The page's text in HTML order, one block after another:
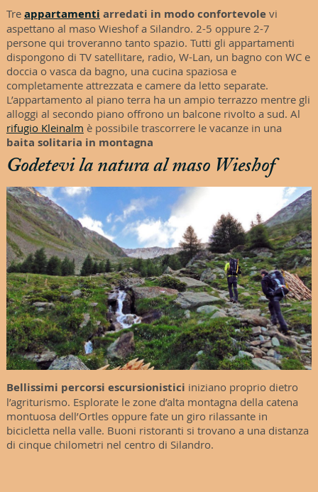
Tre appartamenti arredati in modo confortevolevi
aspettano al maso Wieshof a Silandro. 2-5 oppure 2-7
persone qui troveranno tanto spazio. Tutti gli appartamenti
dispongono di TV satellitare, radio, W-Lan, un bagno con WC e
doccia o vasca da bagno, una cucina spaziosa e
completamente attrezzata e camere da letto separate.
L’appartamento al piano terra ha un ampio terrazzo mentre gli
alloggi al secondo piano offrono un balcone rivolto a sud. Al
rifugio Kleinalm è possibile trascorrere le vacanze in una
baita solitaria in montagna
Godetevi la natura al maso Wieshof
Bellissimi percorsi escursionistici iniziano proprio dietro
l’agriturismo. Esplorate le zone d’alta montagna della catena
montuosa dell’Ortles oppure fate un giro rilassante in
bicicletta nella valle. Buoni ristoranti si trovano a una distanza
di cinque chilometri nel centro di Silandro.